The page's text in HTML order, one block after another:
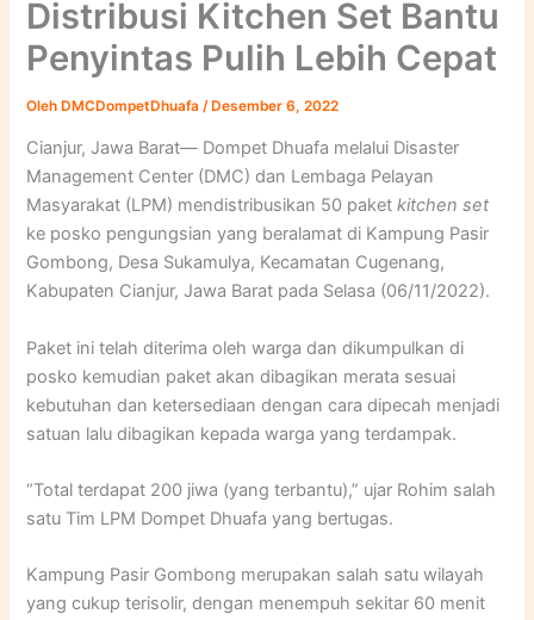
Distribusi Kitchen Set Bantu
Penyintas Pulih Lebih Cepat
OlehDMCDompetDhuafa /Desember 6, 2022
Cianjur, Jawa Barat— Dompet Dhuafa melalui Disaster
Management Center (DMC) dan Lembaga Pelayan
Masyarakat (LPM) mendistribusikan 50 paketkitchen set
ke posko pengungsian yang beralamat di Kampung Pasir
Gombong, Desa Sukamulya, Kecamatan Cugenang,
Kabupaten Cianjur, Jawa Barat pada Selasa (06/11/2022).
Paket ini telah diterima oleh warga dan dikumpulkan di
posko kemudian paket akan dibagikan merata sesuai
kebutuhan dan ketersediaan dengan cara dipecah menjadi
satuan lalu dibagikan kepada warga yang terdampak.
“Total terdapat 200 jiwa (yang terbantu),” ujar Rohim salah
satu Tim LPM Dompet Dhuafa yang bertugas.
Kampung Pasir Gombong merupakan salah satu wilayah
yang cukup terisolir, dengan menempuh sekitar 60 menit